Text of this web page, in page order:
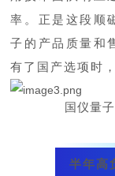
率。正是这段顺
子的产品质量和
有了国产选项时
国仪量
半年高